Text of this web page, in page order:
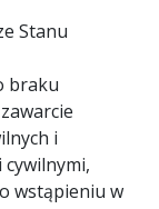
Stanu
braku
i
wstąpieniu w